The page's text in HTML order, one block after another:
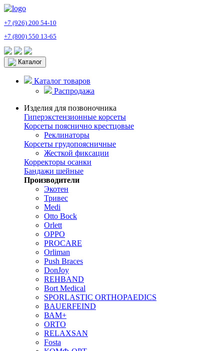
+7 (926) 200 54-10
+7 (800) 550 13-65
Каталог
Каталог товаров
Распродажа
Изделия для позвоночника
Гиперэкстензионные корсеты
Корсеты пояснично крестцовые
Реклинаторы
Корсеты грудопоясничные
Жесткой фиксации
Корректоры осанки
Бандажи шейные
Производители
Экотен
Тривес
Medi
Otto Bock
Orlett
OPPO
PROCARE
Orliman
Push Braces
DonJoy
REHBAND
Bort Medical
SPORLASTIC ORTHOPAEDICS
BAUERFEIND
ВАМ+
ORTO
RELAXSAN
Fosta